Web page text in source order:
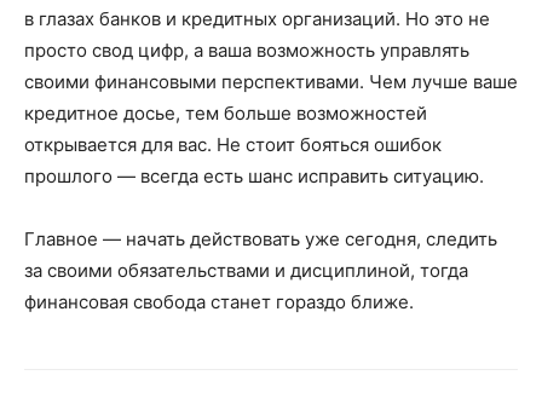
в глазах банков и кредитных организаций. Но это не
просто свод цифр, а ваша возможность управлять
своими финансовыми перспективами. Чем лучше ваше
кредитное досье, тем больше возможностей
открывается для вас. Не стоит бояться ошибок
прошлого — всегда есть шанс исправить ситуацию.
Главное — начать действовать уже сегодня, следить
за своими обязательствами и дисциплиной, тогда
финансовая свобода станет гораздо ближе.